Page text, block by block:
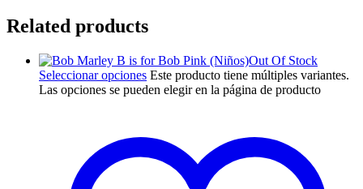
Related products
Out Of Stock
Seleccionar opciones Este producto tiene múltiples variantes.
Las opciones se pueden elegir en la página de producto